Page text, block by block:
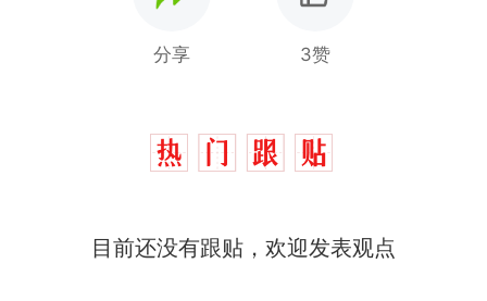
分享 3赞
目前还没有跟贴，欢迎发表观点
因老师一句“跟我回家”改写了